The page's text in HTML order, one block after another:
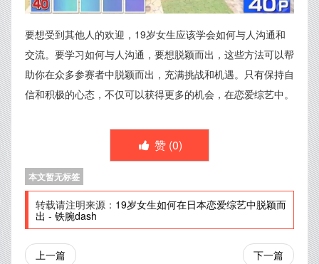
要想受到其他人的欢迎，19岁女生应该学会如何与人沟通和
交流。要学习如何与人沟通，要想脱颖而出，这些方法可以帮
助你在众多参赛者中脱颖而出，充满挑战和机遇。只有保持自
信和积极的心态，不仅可以获得更多的机会，在恋爱综艺中。
赞 (0)
本文暂无标签
转载请注明来源： 19岁女生如何在日本恋爱综艺中脱颖而
出 - 铁腕dash
上一篇 下一篇